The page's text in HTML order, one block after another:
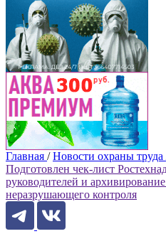
Главная / Новости охраны труда
Подготовлен чек-лист
руководителей и
неразрушающего контроля